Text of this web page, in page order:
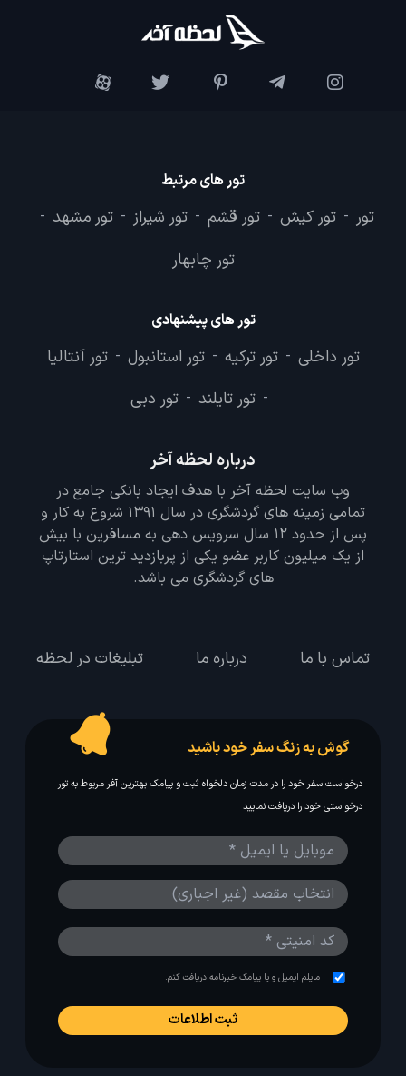
تور های مرتبط
تور - تور کیش - تور قشم - تور شیراز - تور مشهد -
تور چابهار
تور های پیشنهادی
تور داخلی - تور ترکیه - تور استانبول - تور آنتالیا
- تور تایلند - تور دبی
درباره لحظه آخر
وب سایت لحظه آخر با هدف ایجاد بانکی جامع در
تمامی زمینه های گردشگری در سال 1391 شروع به کار و
پس از حدود 12 سال سرویس دهی به مسافرین با بیش
از یک میلیون کاربر عضو یکی از پربازدید ترین استارتاپ
های گردشگری می باشد.
تماس با ما درباره ما تبلیغات در لحظه
گوش به زنگ سفر خود باشید
درخواست سفر خود را در مدت زمان دلخواه ثبت و پیامک بهترین آفر مربوط به تور
درخواستی خود را دریافت نمایید
مایلم ایمیل و یا پیامک خبرنامه دریافت کنم.